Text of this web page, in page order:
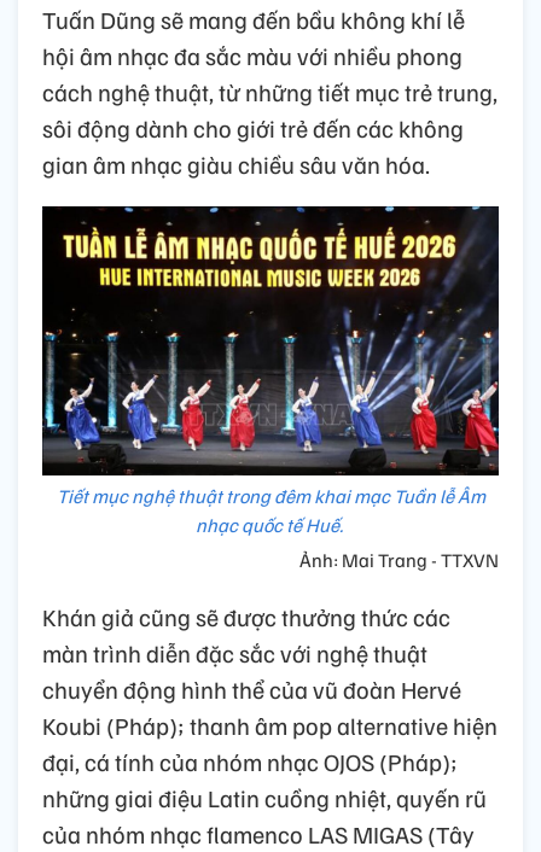
Tuấn Dũng sẽ mang đến bầu không khí lễ
hội âm nhạc đa sắc màu với nhiều phong
cách nghệ thuật, từ những tiết mục trẻ trung,
sôi động dành cho giới trẻ đến các không
gian âm nhạc giàu chiều sâu văn hóa.
Tiết mục nghệ thuật trong đêm khai mạc Tuần lễ Âm
nhạc quốc tế Huế.
Ảnh: Mai Trang - TTXVN
Khán giả cũng sẽ được thưởng thức các
màn trình diễn đặc sắc với nghệ thuật
chuyển động hình thể của vũ đoàn Hervé
Koubi (Pháp); thanh âm pop alternative hiện
đại, cá tính của nhóm nhạc OJOS (Pháp);
những giai điệu Latin cuồng nhiệt, quyến rũ
của nhóm nhạc flamenco LAS MIGAS (Tây